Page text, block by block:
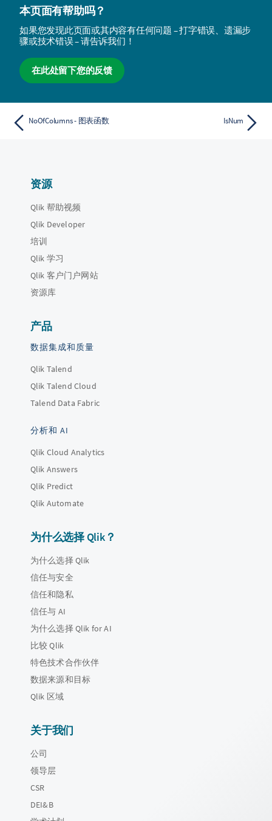
本页面有帮助吗？
如果您发现此页面或其内容有任何问题 – 打字错误、遗漏步
骤或技术错误 – 请告诉我们！
在此处留下您的反馈
NoOfColumns - 图表函数 IsNum
资源
Qlik 帮助视频
Qlik Developer
培训
Qlik 学习
Qlik 客户门户网站
资源库
产品
数据集成和质量
Qlik Talend
Qlik Talend Cloud
Talend Data Fabric
分析和 AI
Qlik Cloud Analytics
Qlik Answers
Qlik Predict
Qlik Automate
为什么选择 Qlik？
为什么选择 Qlik
信任与安全
信任和隐私
信任与 AI
为什么选择 Qlik for AI
比较 Qlik
特色技术合作伙伴
数据来源和目标
Qlik 区域
关于我们
公司
领导层
CSR
DEI&B